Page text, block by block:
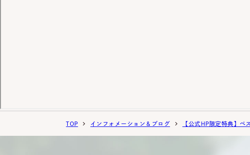
TOP インフォメーション＆ブログ 【公式HP限定特典】ベ